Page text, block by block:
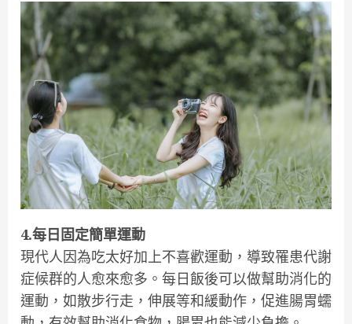
4.每日固定簡單運動
現代人因為吃太好加上不喜歡運動，導致罹患代謝
症候群的人愈來愈多。每日飯後可以做幫助消化的
運動，如散步行走，伸展等和緩動作，促進腸胃蠕